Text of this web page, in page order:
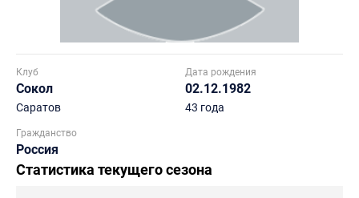
Клуб
Сокол
Саратов
Дата рождения
02.12.1982
43 года
Гражданство
Россия
Статистика текущего сезона